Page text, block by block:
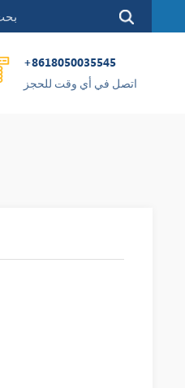
+8618050035545
اتصل في أي وقت للحجز